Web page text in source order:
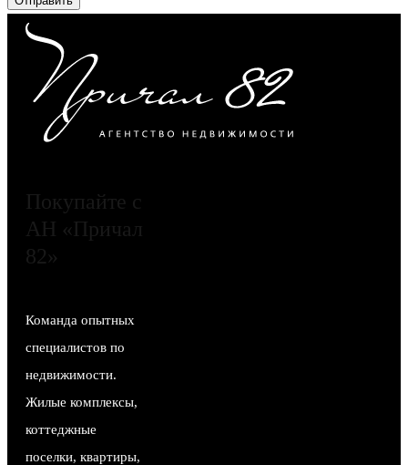
Покупайте с
АН «Причал
82»
Команда опытных
специалистов по
недвижимости.
Жилые комплексы,
коттеджные
поселки, квартиры,